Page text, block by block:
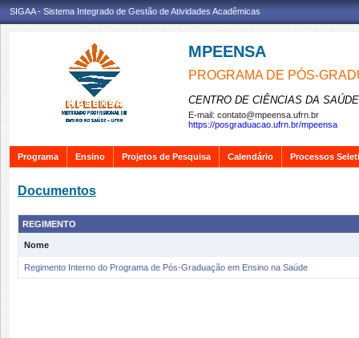
SIGAA - Sistema Integrado de Gestão de Atividades Acadêmicas
MPEENSA
PROGRAMA DE PÓS-
CENTRO DE CIÊNCIAS DA SAÚDE
E-mail: contato@mpeensa.ufrn.br
https://posgraduacao.ufrn.br/mpeensa
Programa Ensino Projetos de Pesquisa Calendário Processos
Documentos
REGIMENTO
Nome
Regimento Interno do Programa de Pós-Graduação em Ensino na Saúde